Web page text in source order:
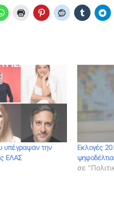
υπέγραψαν την
ΕΛΑΣ
Εκλογές
σε